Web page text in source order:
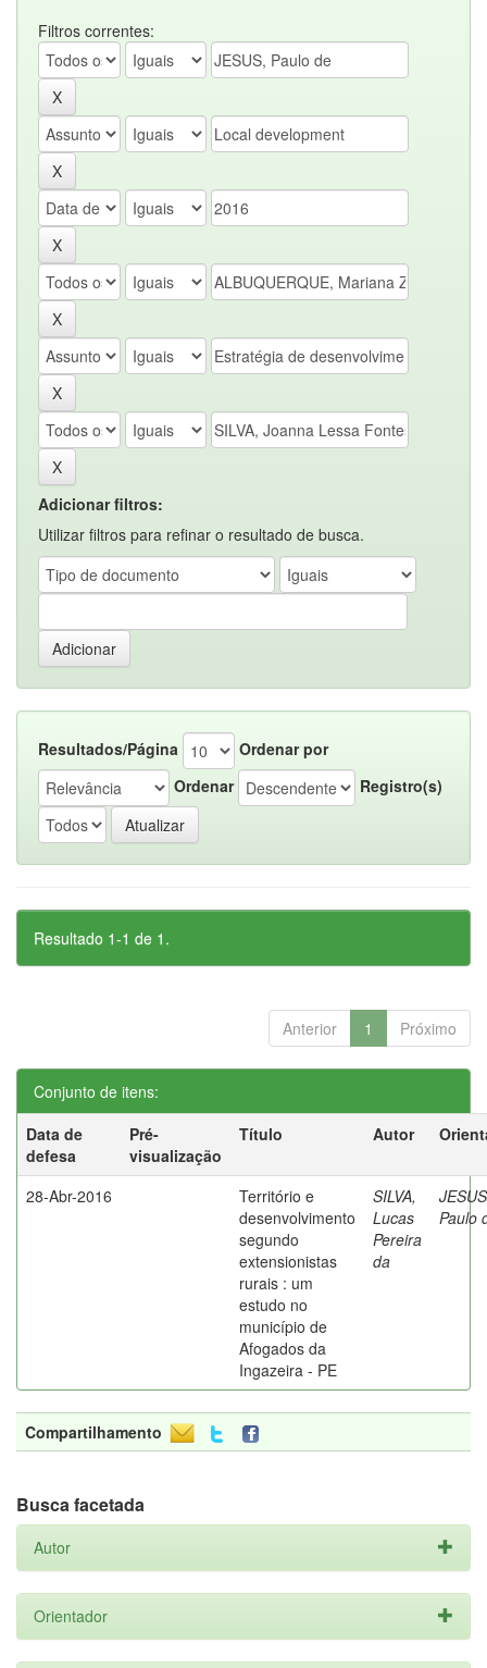
Filtros correntes:
Adicionar filtros:
Utilizar filtros para refinar o resultado de busca.
Resultados/Página
Ordenar por
Ordenar
Registro(s)
Resultado 1-1 de 1.
Anterior 1 Próximo
Conjunto de itens:
Data de
defesa
Pré-
visualização
Título Autor
28-Abr-2016
Território e
desenvolvimento
segundo
extensionistas
rurais : um
estudo no
município de
Afogados da
Ingazeira - PE
SILVA,
Lucas
Pereira
da
Paulo
Compartilhamento
Busca facetada
Autor
Orientador